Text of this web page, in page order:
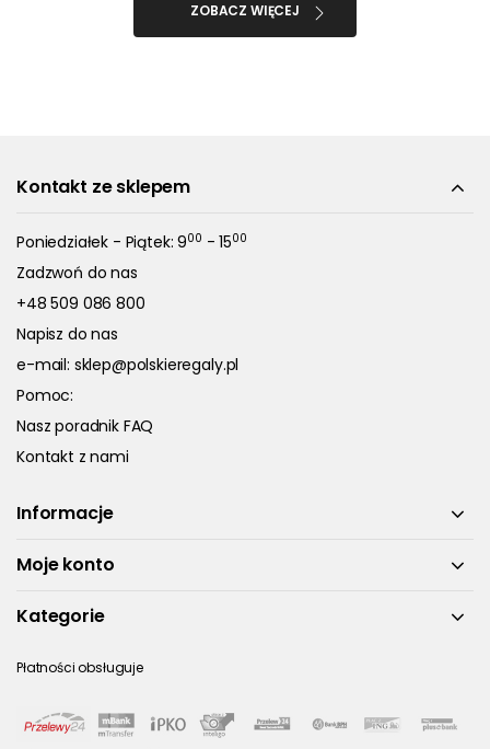
ZOBACZ WIĘCEJ
Kontakt ze sklepem
Poniedziałek - Piątek: 900 - 1500
Zadzwoń do nas
+48 509 086 800
Napisz do nas
e-mail: sklep@polskieregaly.pl
Pomoc:
Nasz poradnik FAQ
Kontakt z nami
Informacje
Moje konto
Kategorie
Płatności obsługuje